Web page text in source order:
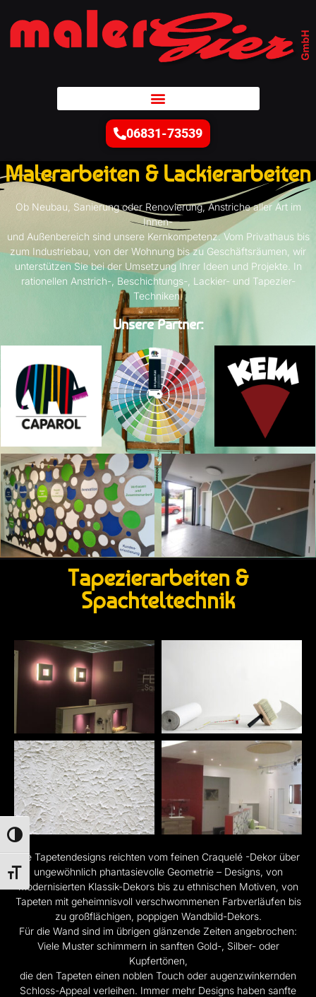
Umschalten auf hohe Kontraste
Schrift vergrößern
06831-73539
Malerarbeiten & Lackierarbeiten
Ob Neubau, Sanierung oder Renovierung, Anstriche aller Art im
Innen-
und Außenbereich sind unsere Kernkompetenz. Vom Privathaus bis
zum Industriebau, von der Wohnung bis zu Geschäftsräumen, wir
unterstützen Sie bei der Umsetzung Ihrer Ideen und Projekte. In
rationellen Anstrich-, Beschichtungs-, Lackier- und Tapezier-
Techniken.
Unsere Partner:
Tapezierarbeiten &
Spachteltechnik
Die Tapetendesigns reichten vom feinen Craquelé -Dekor über
ungewöhnlich phantasievolle Geometrie – Designs, von
modernisierten Klassik-Dekors bis zu ethnischen Motiven, von
Tapeten mit geheimnisvoll verschwommenen Farbverläufen bis
zu großflächigen, poppigen Wandbild-Dekors.
Für die Wand sind im übrigen glänzende Zeiten angebrochen:
Viele Muster schimmern in sanften Gold-, Silber- oder
Kupfertönen,
die den Tapeten einen noblen Touch oder augenzwinkernden
Schloss-Appeal verleihen. Immer mehr Designs haben sanfte